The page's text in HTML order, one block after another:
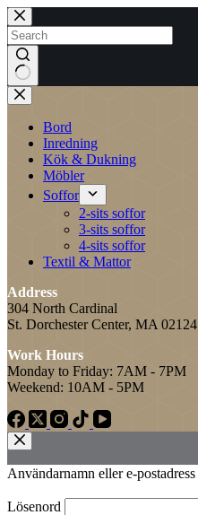
Skip
to
content
No
results
Bord
Inredning
Kök & Dukning
Möbler
Soffor
2-sits soffor
3-sits soffor
4-sits soffor
Textil & Mattor
Address
304 North Cardinal
St. Dorchester Center, MA 02124
Work Hours
Monday to Friday: 7AM - 7PM
Weekend: 10AM - 5PM
Användarnamn eller e‑postadress
Lösenord